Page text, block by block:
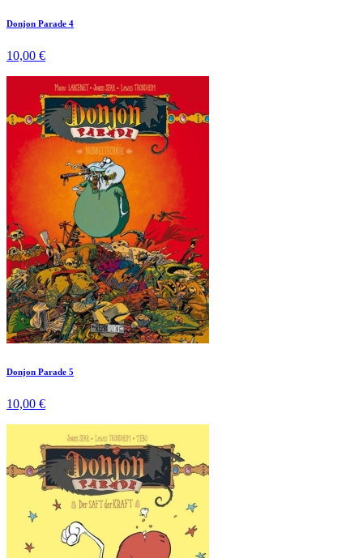
Donjon Parade 4
10,00 €
Donjon Parade 5
10,00 €